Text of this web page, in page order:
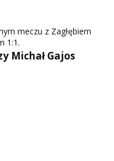
meczu z Zagłębiem
1:1.
Michał Gajos